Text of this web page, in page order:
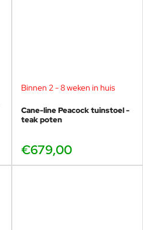
Binnen 2 - 8 weken in huis
Cane-line Peacock tuinstoel -
teak poten
€679,00